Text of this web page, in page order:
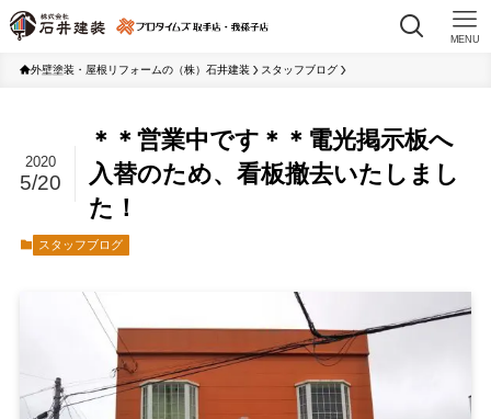
MENU
外壁塗装・屋根リフォームの（株）石井建装 スタッフブログ
＊＊営業中です＊＊電光掲示板へ
入替のため、看板撤去いたしまし
た！
2020
5/20
スタッフブログ